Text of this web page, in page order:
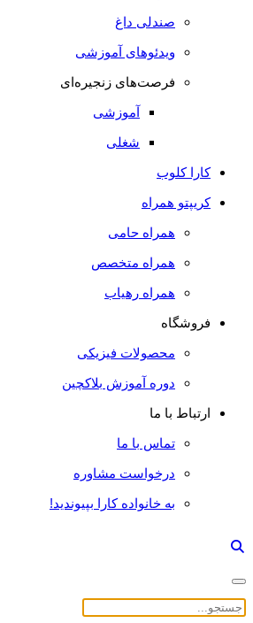
صندلی داغ
ویدئوهای آموزشی
فرصت‌های زنجیره‌ای
آموزشی
شغلی
کارا کلوب
کریپتو همراه
همراه حامی
همراه متخصص
همراه رهیاب
فروشگاه
محصولات فیزیکی
دوره آموزش بلاکچین
ارتباط با ما
تماس با ما
درخواست مشاوره
به خانواده کارا بپیوندید!